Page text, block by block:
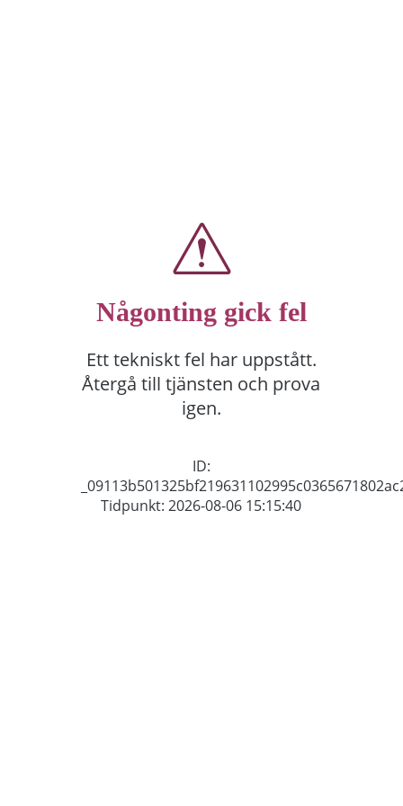
Någonting gick fel
Ett tekniskt fel har uppstått.
Återgå till tjänsten och prova
igen.
ID:
Tidpunkt: 2026-08-06 15:15:40